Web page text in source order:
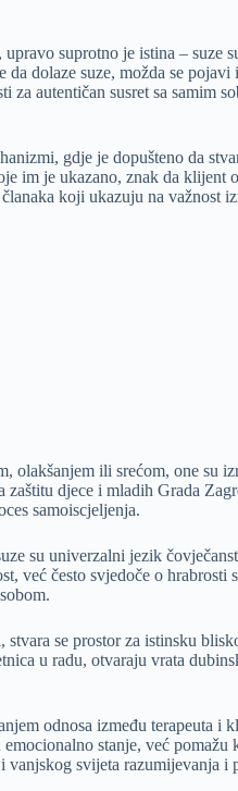
suprotno je istina – suze
dolaze suze, možda se
autentičan susret sa samim
gdje je dopušteno da
im je ukazano, znak da
koji ukazuju na važnost
olakšanjem ili srećom, one su
djece i mladih Grada
samoiscjeljenja.
su univerzalni jezik
već često svjedoče o hrabrosti
se prostor za istinsku
u radu, otvaraju vrata
odnosa između terapeuta i
stanje, već
svijeta razumijevanja i